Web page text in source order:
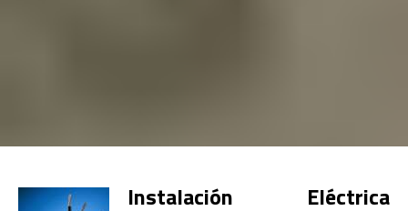
Instalación Eléctrica